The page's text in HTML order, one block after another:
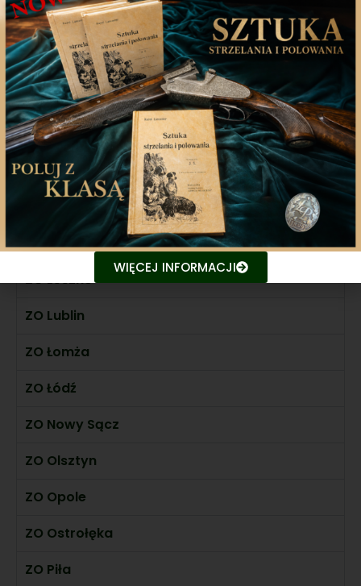
ZO Katowice
ZO Kielce
ZO Konin
ZO Koszalin
ZO Kraków
ZO Krosno
ZO Legnica
ZO Leszno
ZO Lublin
ZO Łomża
ZO Łódź
ZO Nowy Sącz
ZO Olsztyn
ZO Opole
ZO Ostrołęka
ZO Piła
WIĘCEJ INFORMACJI